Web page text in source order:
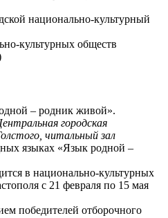
национально-культурный
культурных обществ
– родник живой».
городская
читальный зал
языках «Язык родной –
в национально-культурных
с 21 февраля по 15 мая
победителей отборочного